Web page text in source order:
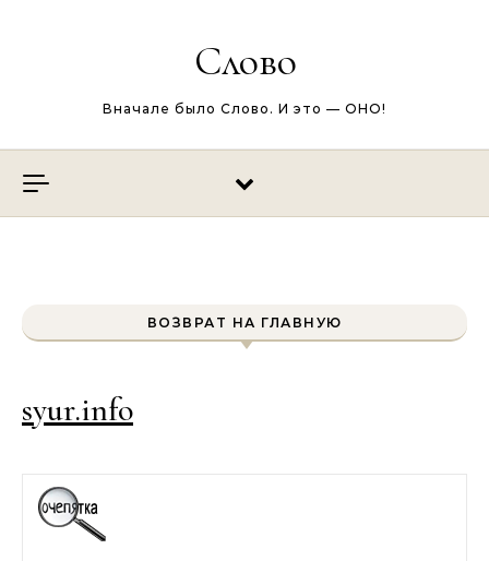
Слово
Вначале было Слово. И это — ОНО!
ВОЗВРАТ НА ГЛАВНУЮ
syur.info